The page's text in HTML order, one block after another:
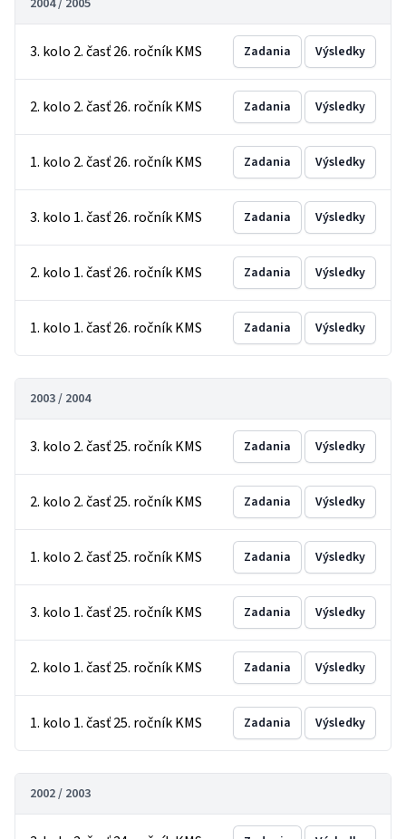
2004 / 2005
3. kolo 2. časť 26. ročník KMS Zadania Výsledky
2. kolo 2. časť 26. ročník KMS Zadania Výsledky
1. kolo 2. časť 26. ročník KMS Zadania Výsledky
3. kolo 1. časť 26. ročník KMS Zadania Výsledky
2. kolo 1. časť 26. ročník KMS Zadania Výsledky
1. kolo 1. časť 26. ročník KMS Zadania Výsledky
2003 / 2004
3. kolo 2. časť 25. ročník KMS Zadania Výsledky
2. kolo 2. časť 25. ročník KMS Zadania Výsledky
1. kolo 2. časť 25. ročník KMS Zadania Výsledky
3. kolo 1. časť 25. ročník KMS Zadania Výsledky
2. kolo 1. časť 25. ročník KMS Zadania Výsledky
1. kolo 1. časť 25. ročník KMS Zadania Výsledky
2002 / 2003